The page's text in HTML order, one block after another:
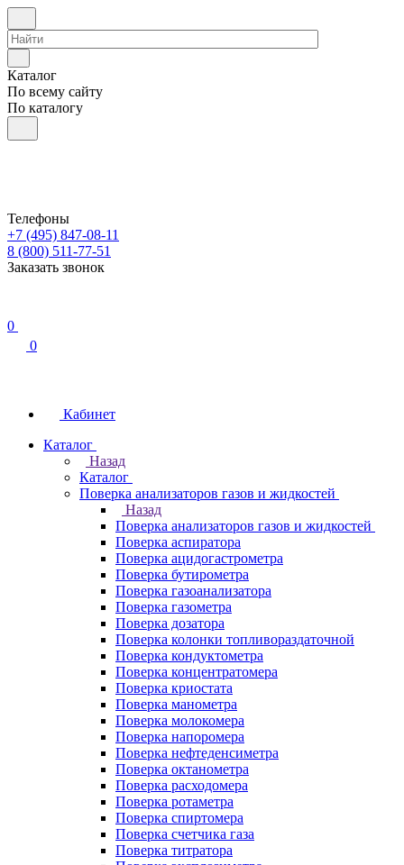
Каталог
По всему сайту
По каталогу
Телефоны
+7 (495) 847-08-11
8 (800) 511-77-51
Заказать звонок
0
0
Кабинет
Каталог
Назад
Каталог
Поверка анализаторов газов и жидкостей
Назад
Поверка анализаторов газов и жидкостей
Поверка аспиратора
Поверка ацидогастрометра
Поверка бутирометра
Поверка газоанализатора
Поверка газометра
Поверка дозатора
Поверка колонки топливораздаточной
Поверка кондуктометра
Поверка концентратомера
Поверка криостата
Поверка манометра
Поверка молокомера
Поверка напоромера
Поверка нефтеденсиметра
Поверка октанометра
Поверка расходомера
Поверка ротаметра
Поверка спиртомера
Поверка счетчика газа
Поверка титратора